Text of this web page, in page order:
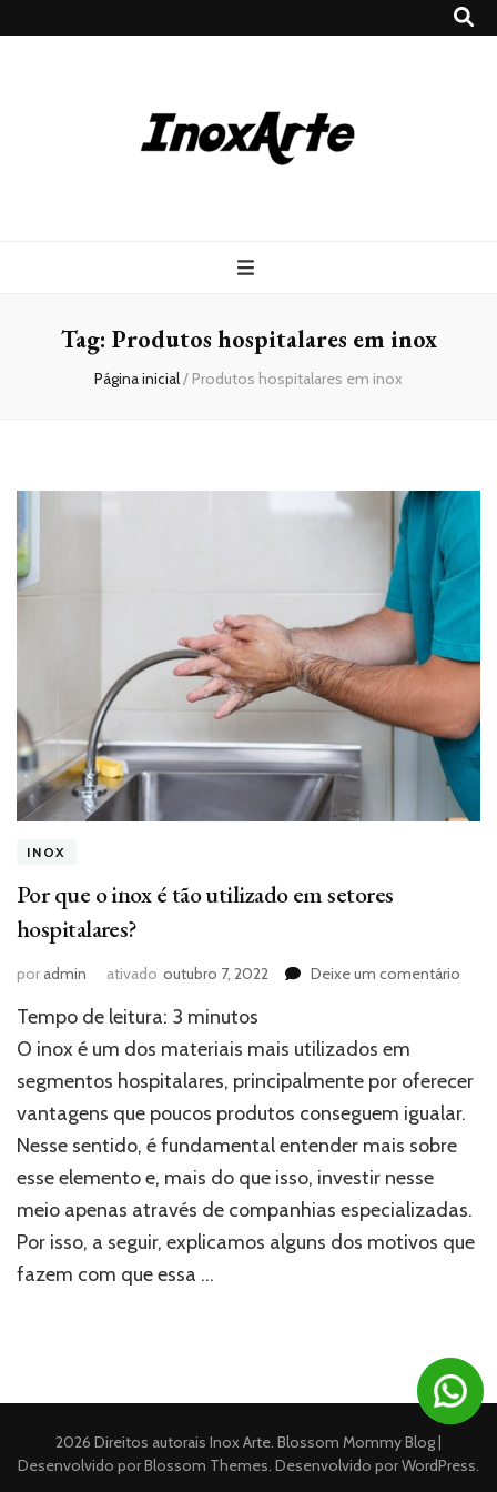
Tag: Produtos hospitalares em inox
Página inicial/ Produtos hospitalares em inox
INOX
Por que o inox é tão utilizado em setores
hospitalares?
poradmin ativado outubro 7, 2022 Deixe um comentário
é
tão
Tempo de leitura: 3 minutos
O inox é um dos materiais mais utilizados em
segmentos hospitalares, principalmente por oferecer
vantagens que poucos produtos conseguem igualar.
Nesse sentido, é fundamental entender mais sobre
esse elemento e, mais do que isso, investir nesse
meio apenas através de companhias especializadas.
Por isso, a seguir, explicamos alguns dos motivos que
fazem com que essa …
2026 Direitos autorais Inox Arte. Blossom Mommy Blog |
Desenvolvido porBlossom Themes. Desenvolvido porWordPress.